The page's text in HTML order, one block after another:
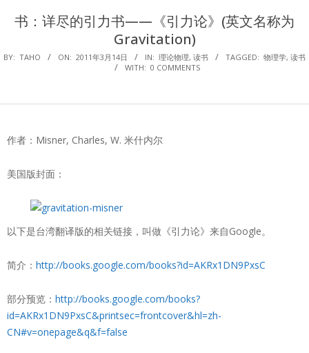
书：详尽的引力书——《引力论》(英文名称为
Gravitation)
BY: TAHO ON: 2011年3月14日 IN: 理论物理, 读书 TAGGED: 物理学, 读书
WITH: 0 COMMENTS
作者：Misner, Charles, W. 米什内尔
美国版封面：
以下是台湾翻译版的相关链接，叫做《引力论》来自Google。
简介： http://books.google.com/books?id=AKRx1DN9PxsC
部分预览： http://books.google.com/books?
id=AKRx1DN9PxsC&printsec=frontcover&hl=zh-
CN#v=onepage&q&f=false